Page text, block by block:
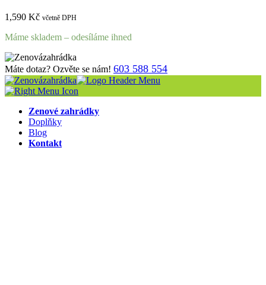
1,590 Kč včetně DPH
Máme skladem – odesíláme ihned
Máte dotaz? Ozvěte se nám! 603 588 554
Zenové zahrádky
Doplňky
Blog
Kontakt